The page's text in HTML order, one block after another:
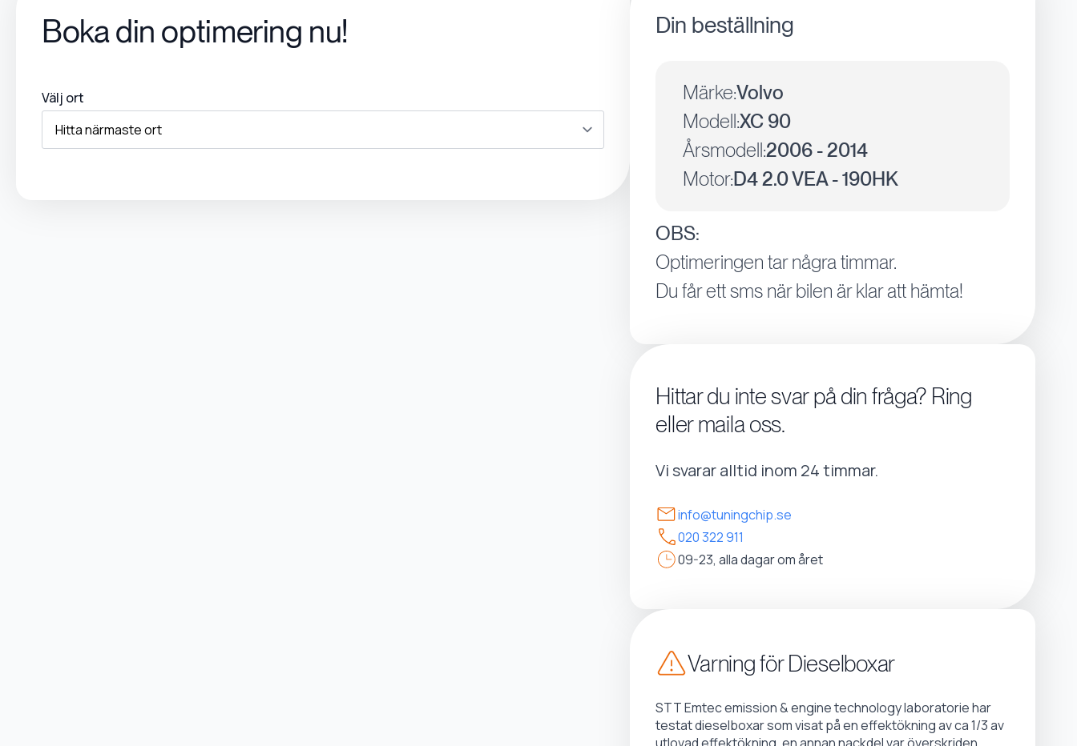
Boka din optimering nu!
Välj ort
Din beställning
Märke:Volvo
Modell:XC 90
Årsmodell:2006 - 2014
Motor:D4 2.0 VEA - 190HK
OBS:
Optimeringen tar några timmar.
Du får ett sms när bilen är klar att hämta!
Hittar du inte svar på din fråga? Ring
eller maila oss.
Vi svarar alltid inom 24 timmar.
info@tuningchip.se
020 322 911
09-23, alla dagar om året
Varning för Dieselboxar
STT Emtec emission & engine technology laboratorie har
testat dieselboxar som visat på en effektökning av ca 1/3 av